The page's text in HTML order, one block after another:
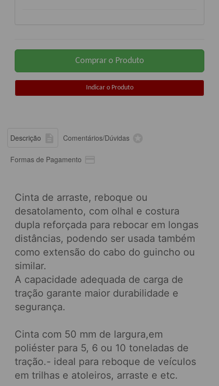
Descrição Comentários/Dúvidas
Formas de Pagamento
Cinta de arraste, reboque ou
desatolamento, com olhal e costura
dupla reforçada para rebocar em longas
distâncias, podendo ser usada também
como extensão do cabo do guincho ou
similar.
A capacidade adequada de carga de
tração garante maior durabilidade e
segurança.
Cinta com 50 mm de largura,em
poliéster para 5, 6 ou 10 toneladas de
tração.- ideal para reboque de veículos
em trilhas e atoleiros, arraste e etc.